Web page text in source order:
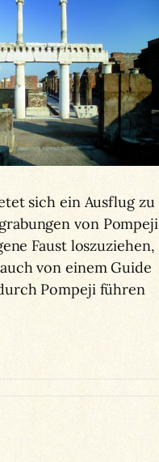
sich ein Ausflug zu
von Pompeji
Faust loszuziehen,
von einem Guide
Pompeji führen